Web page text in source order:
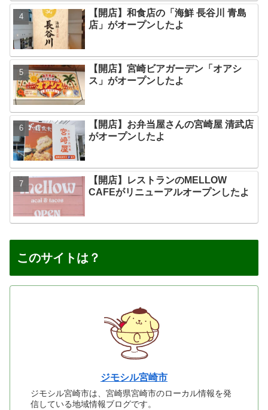
【開店】和食店の「海鮮 長谷川 青島
店」がオープンしたよ
【開店】宮崎ビアガーデン「オアシ
ス」がオープンしたよ
【開店】お弁当屋さんの宮崎屋 清武店
がオープンしたよ
【開店】レストランのMELLOW
CAFEがリニューアルオープンしたよ
このサイトは？
ジモシル宮崎市
ジモシル宮崎市は、宮崎県宮崎市のローカル情報を発
信している地域情報ブログです。